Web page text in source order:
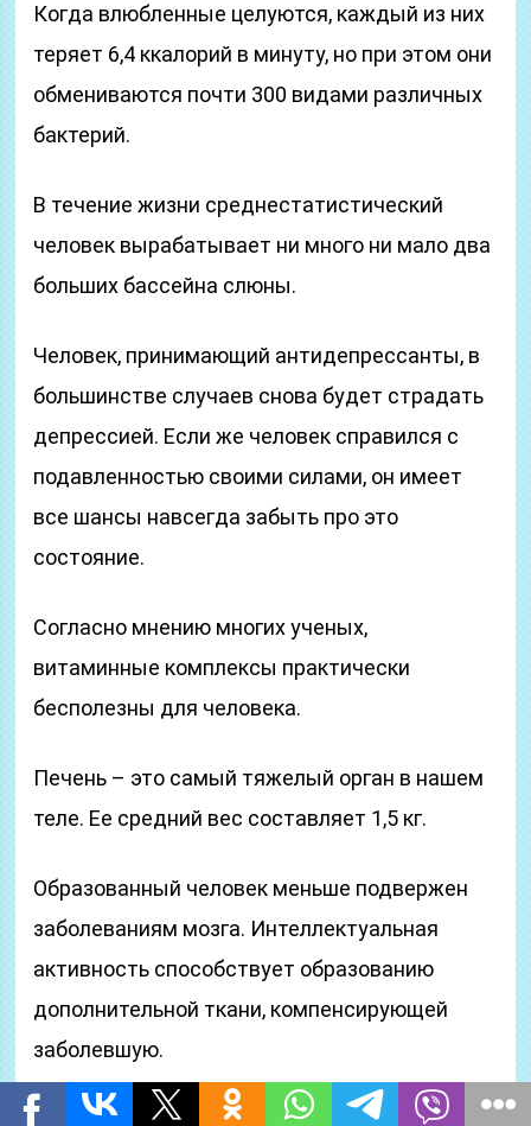
Когда влюбленные целуются, каждый из них
теряет 6,4 ккалорий в минуту, но при этом они
обмениваются почти 300 видами различных
бактерий.
В течение жизни среднестатистический
человек вырабатывает ни много ни мало два
больших бассейна слюны.
Человек, принимающий антидепрессанты, в
большинстве случаев снова будет страдать
депрессией. Если же человек справился с
подавленностью своими силами, он имеет
все шансы навсегда забыть про это
состояние.
Согласно мнению многих ученых,
витаминные комплексы практически
бесполезны для человека.
Печень – это самый тяжелый орган в нашем
теле. Ее средний вес составляет 1,5 кг.
Образованный человек меньше подвержен
заболеваниям мозга. Интеллектуальная
активность способствует образованию
дополнительной ткани, компенсирующей
заболевшую.
По данным Всемирной организации